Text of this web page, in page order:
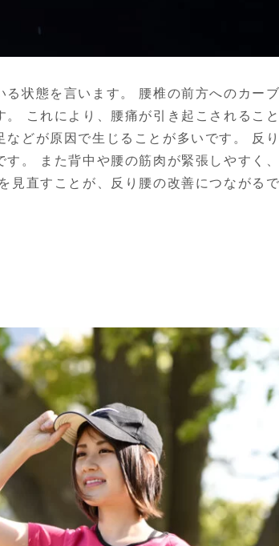
状態を言います。 腰椎の前方へのカー
これにより、腰痛が引き起こされるこ
どが原因で生じることが多いです。 反
。 また背中や腰の筋肉が緊張しやすく
直すことが、反り腰の改善につながるで